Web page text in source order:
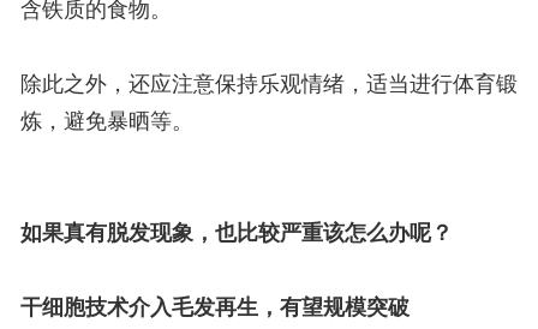
含铁质的食物。
除此之外，还应注意保持乐观情绪，适当进行体育锻
炼，避免暴晒等。
如果真有脱发现象，也比较严重该怎么办呢？
干细胞技术介入毛发再生，有望规模突破